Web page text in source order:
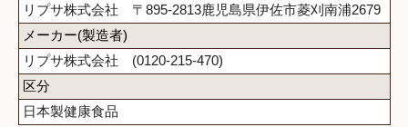
リプサ株式会社 〒895-2813鹿児島県伊佐市菱刈南浦2679
メーカー(製造者)
リプサ株式会社 (0120-215-470)
区分
日本製健康食品